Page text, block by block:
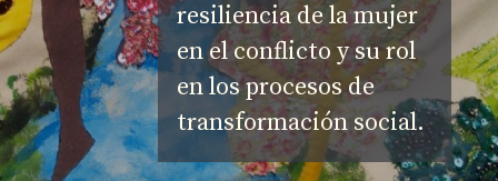
resiliencia de la mujer
en el conflicto y su rol
en los procesos de
transformación social.